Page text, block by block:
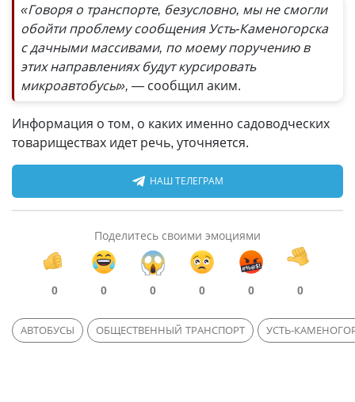
«Говоря о транспорте, безусловно, мы не смогли
обойти проблему сообщения Усть-Каменогорска
с дачными массивами, по моему поручению в
этих направлениях будут курсировать
микроавтобусы», — сообщил аким.
Информация о том, о каких именно садоводческих
товариществах идет речь, уточняется.
НАШ ТЕЛЕГРАМ
Поделитесь своими эмоциями
0 0 0 0 0 0
АВТОБУСЫ ОБЩЕСТВЕННЫЙ ТРАНСПОРТ УСТЬ-